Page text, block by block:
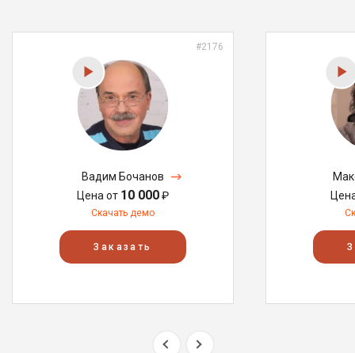
#2176
Вадим Бочанов
Цена от 10 000₽
Скачать демо
Заказать